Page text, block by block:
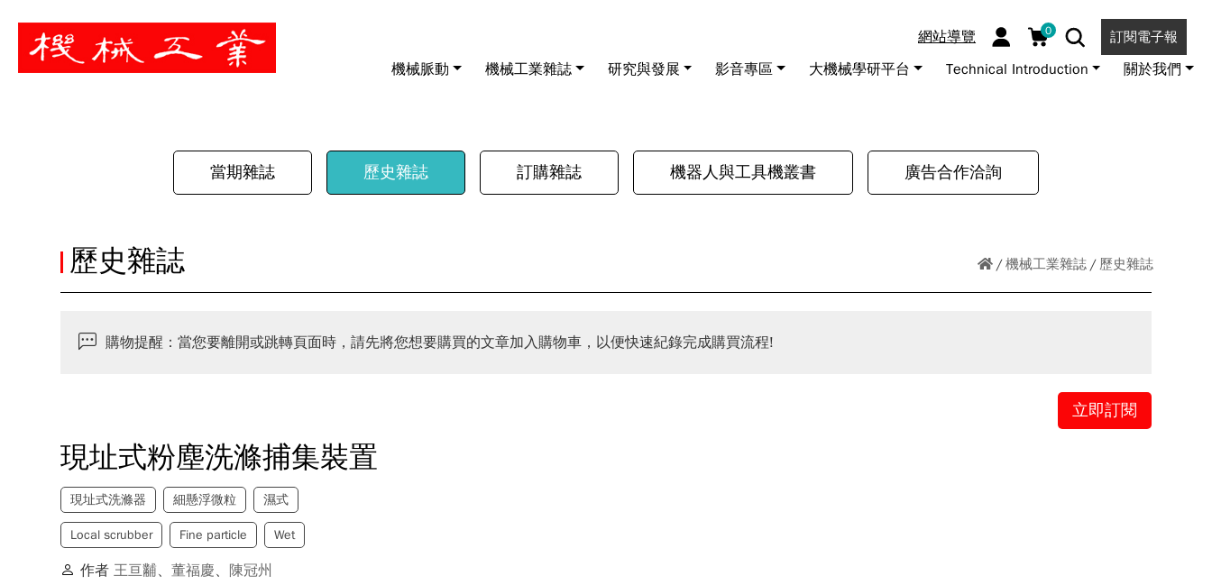
網站導覽 0 訂閱電子報
機械脈動 機械工業雜誌 研究與發展 影音專區 大機械學研平台 Technical Introduction 關於我們
暫停
當期雜誌 歷史雜誌 訂購雜誌 機器人與工具機叢書 廣告合作洽詢
機械工業雜誌 歷史雜誌
歷史雜誌
購物提醒：當您要離開或跳轉頁面時，請先將您想要購買的文章加入購物車，以便快速紀錄完成購買流程!
立即訂閱
現址式粉塵洗滌捕集裝置
現址式洗滌器 細懸浮微粒 濕式
Local scrubber Fine particle Wet
作者王亘黼、董福慶、 陳冠州